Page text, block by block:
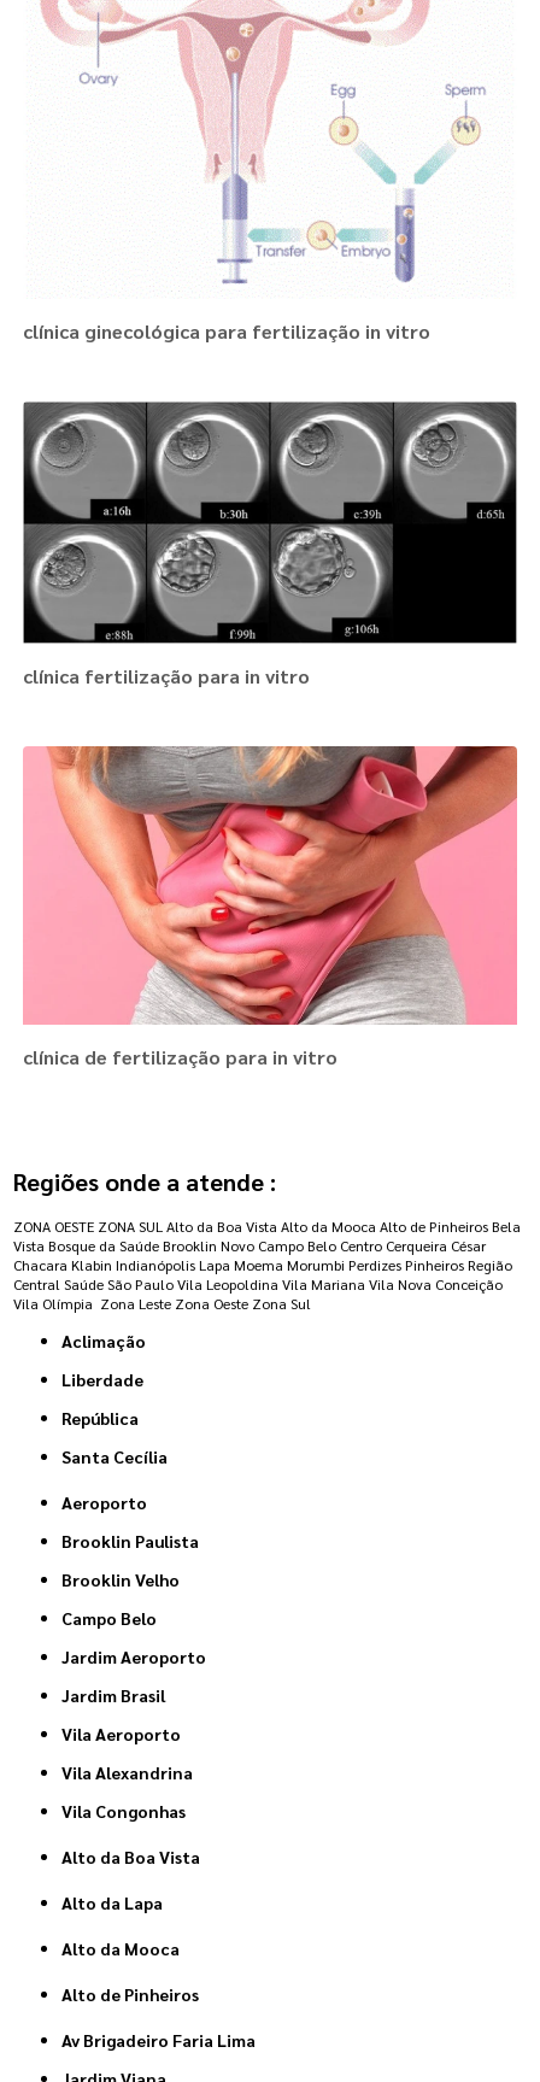
clínica ginecológica para fertilização in vitro
clínica fertilização para in vitro
clínica de fertilização para in vitro
Regiões onde a atende :
ZONA OESTE ZONA SUL Alto da Boa Vista Alto da Mooca Alto de Pinheiros Bela
Vista Bosque da Saúde Brooklin Novo Campo Belo Centro Cerqueira César
Chacara Klabin Indianópolis Lapa Moema Morumbi Perdizes Pinheiros Região
Central Saúde São Paulo Vila Leopoldina Vila Mariana Vila Nova Conceição
Vila Olímpia Zona Leste Zona Oeste Zona Sul
Aclimação
Liberdade
República
Santa Cecília
Aeroporto
Brooklin Paulista
Brooklin Velho
Campo Belo
Jardim Aeroporto
Jardim Brasil
Vila Aeroporto
Vila Alexandrina
Vila Congonhas
Alto da Boa Vista
Alto da Lapa
Alto da Mooca
Alto de Pinheiros
Av Brigadeiro Faria Lima